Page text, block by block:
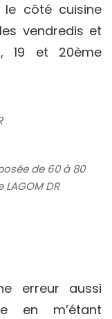
côté cuisine
vendredis et
19 et 20ème
de 60 à 80
DR
erreur aussi
en m’étant